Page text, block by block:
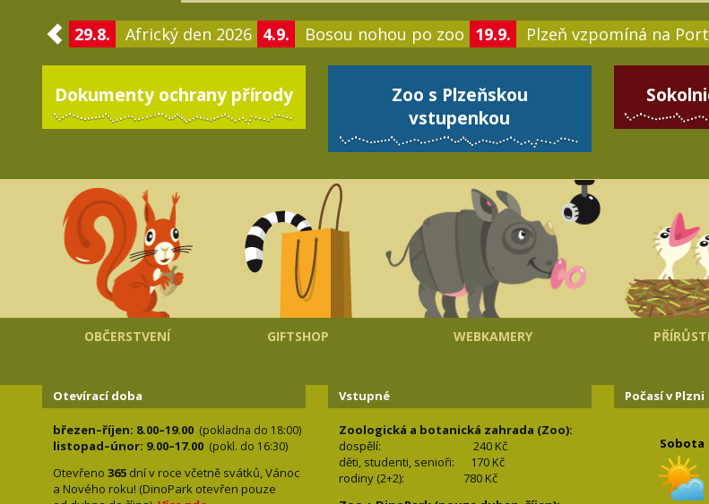
29.8. Africký den 2026 4.9. Bosou nohou po zoo 19.9. Plzeň vzpomíná na
Dokumenty ochrany přírody
Zoo s Plzeňskou
vstupenkou
OBČERSTVENÍ GIFTSHOP WEBKAMERY
Otevírací doba
březen–říjen: 8.00–19.00 (pokladna do 18:00)
listopad–únor: 9.00–17.00 (pokl. do 16:30)
Otevřeno 365 dní v roce včetně svátků, Vánoc
a Nového roku! (DinoPark otevřen pouze
Vstupné
Zoologická a botanická zahrada (Zoo):
dospělí:
240 Kč
děti, studenti, senioři: 170Kč
rodiny (2+2): 780Kč
Počasí v Plzni
Sobota